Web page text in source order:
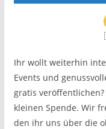
Ihr wollt weiterhin
Events und
gratis
kleinen Spende. Wir
den ihr uns über die